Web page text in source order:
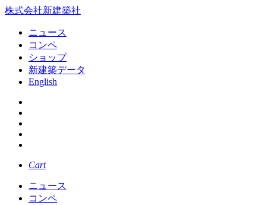
株式会社新建築社
ニュース
コンペ
ショップ
新建築データ
English
Cart
ニュース
コンペ